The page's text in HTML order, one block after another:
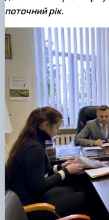
поточний рік.